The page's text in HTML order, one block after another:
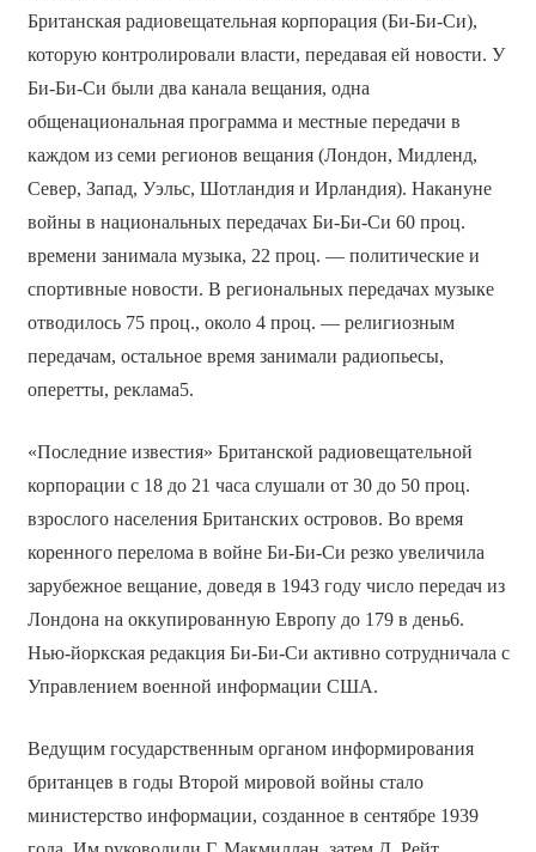
Британская радиовещательная корпорация (Би-Би-Си),
которую контролировали власти, передавая ей новости. У
Би-Би-Си были два канала вещания, одна
общенациональная программа и местные передачи в
каждом из семи регионов вещания (Лондон, Мидленд,
Север, Запад, Уэльс, Шотландия и Ирландия). Накануне
войны в национальных передачах Би-Би-Си 60 проц.
времени занимала музыка, 22 проц. — политические и
спортивные новости. В региональных передачах музыке
отводилось 75 проц., около 4 проц. — религиозным
передачам, остальное время занимали радиопьесы,
оперетты, реклама5.
«Последние известия» Британской радиовещательной
корпорации с 18 до 21 часа слушали от 30 до 50 проц.
взрослого населения Британских островов. Во время
коренного перелома в войне Би-Би-Си резко увеличила
зарубежное вещание, доведя в 1943 году число передач из
Лондона на оккупированную Европу до 179 в день6.
Нью-йоркская редакция Би-Би-Си активно сотрудничала с
Управлением военной информации США.
Ведущим государственным органом информирования
британцев в годы Второй мировой войны стало
министерство информации, созданное в сентябре 1939